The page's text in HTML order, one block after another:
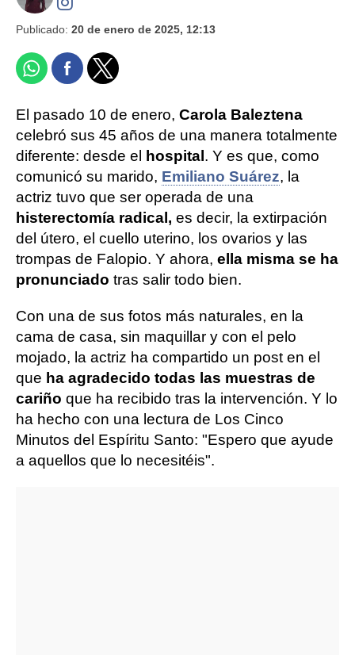
Publicado: 20 de enero de 2025, 12:13
El pasado 10 de enero, Carola Baleztena
celebró sus 45 años de una manera totalmente
diferente: desde el hospital. Y es que, como
comunicó su marido, Emiliano Suárez, la
actriz tuvo que ser operada de una
histerectomía radical, es decir, la extirpación
del útero, el cuello uterino, los ovarios y las
trompas de Falopio. Y ahora, ella misma se ha
pronunciado tras salir todo bien.
Con una de sus fotos más naturales, en la
cama de casa, sin maquillar y con el pelo
mojado, la actriz ha compartido un post en el
que ha agradecido todas las muestras de
cariño que ha recibido tras la intervención. Y lo
ha hecho con una lectura de Los Cinco
Minutos del Espíritu Santo: "Espero que ayude
a aquellos que lo necesitéis".